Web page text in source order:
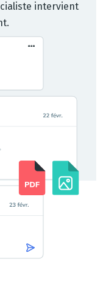
intervient